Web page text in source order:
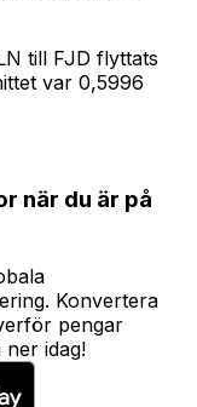
till FJD flyttats
var 0,5996
när du är på
Konvertera
pengar
ner idag!